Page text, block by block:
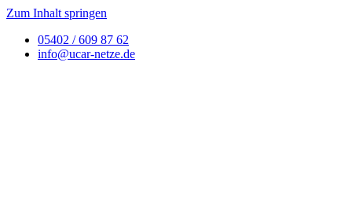
Zum Inhalt springen
05402 / 609 87 62
info@ucar-netze.de